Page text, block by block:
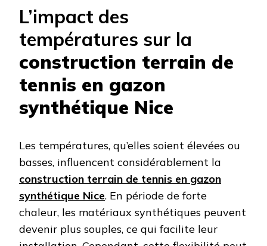
L’impact des
températures sur la
construction terrain de
tennis en gazon
synthétique Nice
Les températures, qu’elles soient élevées ou
basses, influencent considérablement la
construction terrain de tennis en gazon
synthétique Nice. En période de forte
chaleur, les matériaux synthétiques peuvent
devenir plus souples, ce qui facilite leur